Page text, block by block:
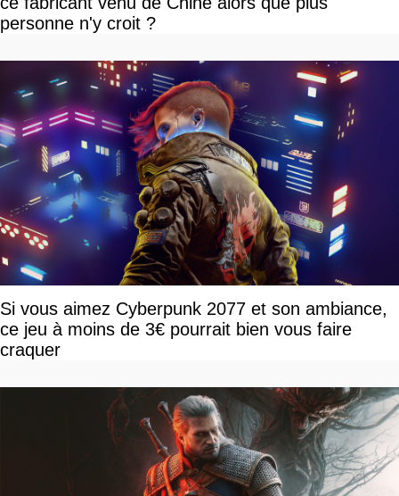
personne n'y croit ?
Si vous aimez Cyberpunk 2077 et son ambiance,
ce jeu à moins de 3€ pourrait bien vous faire
craquer